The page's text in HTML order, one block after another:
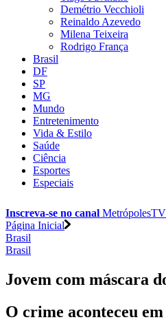
Demétrio Vecchioli
Reinaldo Azevedo
Milena Teixeira
Rodrigo França
Brasil
DF
SP
MG
Mundo
Entretenimento
Vida & Estilo
Saúde
Ciência
Esportes
Especiais
Inscreva-se no canal
Página Inicial
Brasil
Brasil
Jovem com máscara
O crime aconteceu